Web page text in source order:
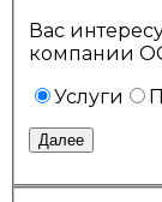
Вас
компании
Услуги
Далее